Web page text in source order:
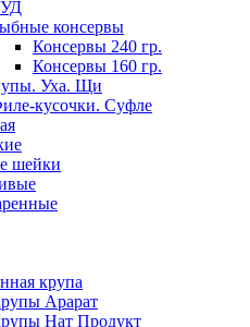
консервы
Консервы 240 гр.
Консервы 160 гр.
Уха. Щи
кусочки. Суфле
шейки
крупа
Арарат
Нат Продукт